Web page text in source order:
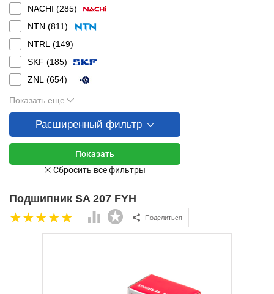
NACHI (285)
NTN (811)
NTRL (149)
SKF (185)
ZNL (654)
Показать еще
Расширенный фильтр
Подшипник SA 207 FYH
Поделиться